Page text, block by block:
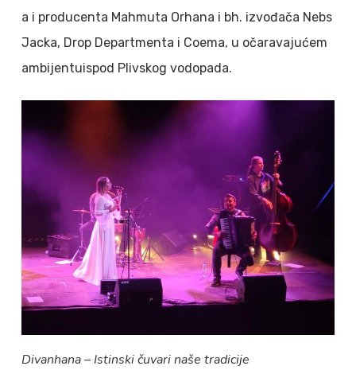
a i producenta Mahmuta Orhana i bh. izvođača Nebs
Jacka, Drop Departmenta i Coema, u očaravajućem
ambijentuispod Plivskog vodopada.
Divanhana – Istinski čuvari naše tradicije